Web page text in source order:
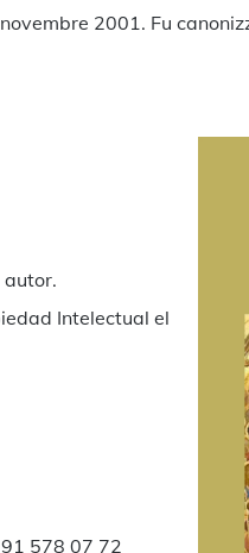
2001. Fu
Intelectual el
578 07 72